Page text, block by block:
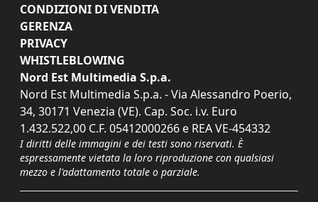
CONDIZIONI DI VENDITA
GERENZA
PRIVACY
WHISTLEBLOWING
Nord Est Multimedia S.p.a.
Nord Est Multimedia S.p.a. - Via Alessandro Poerio,
34, 30171 Venezia (VE). Cap. Soc. i.v. Euro
1.432.522,00 C.F. 05412000266 e REA VE-454332
I diritti delle immagini e dei testi sono riservati. È
espressamente vietata la loro riproduzione con qualsiasi
mezzo e l'adattamento totale o parziale.